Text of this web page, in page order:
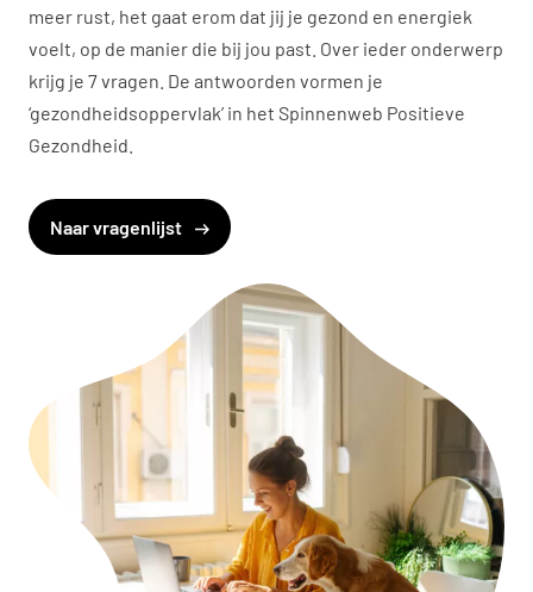
meer rust, het gaat erom dat jij je gezond en energiek
voelt, op de manier die bij jou past. Over ieder onderwerp
krijg je 7 vragen. De antwoorden vormen je
‘gezondheidsoppervlak’ in het Spinnenweb Positieve
Gezondheid.
Naar vragenlijst